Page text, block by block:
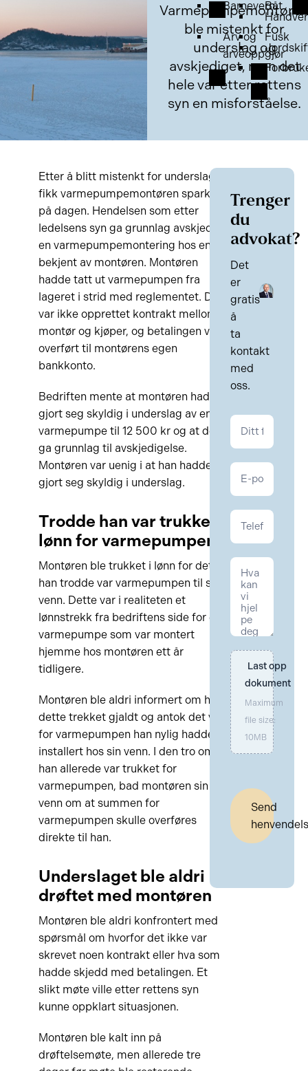
Barnevern
Arv og
arveoppgjør
Båt
Fusk
ble mistenkt for
underslag og
avskjediget, men det
hele var etter rettens
syn en misforståelse.
Etter å blitt mistenkt for underslag
fikk varmepumpemontøren sparken
på dagen. Hendelsen som etter
ledelsens syn ga grunnlag avskjed var
en varmepumpemontering hos en
bekjent av montøren. Montøren
hadde tatt ut varmepumpen fra
lageret i strid med reglementet. Det
var ikke opprettet kontrakt mellom
montør og kjøper, og betalingen var
overført til montørens egen
bankkonto.
Bedriften mente at montøren hadde
gjort seg skyldig i underslag av en
varmepumpe til 12 500 kr og at dette
ga grunnlag til avskjedigelse.
Montøren var uenig i at han hadde
gjort seg skyldig i underslag.
Trodde han var trukket i
lønn for varmepumpen
Montøren ble trukket i lønn for det
han trodde var varmepumpen til sin
venn. Dette var i realiteten et
lønnstrekk fra bedriftens side for en
varmepumpe som var montert
hjemme hos montøren ett år
tidligere.
Montøren ble aldri informert om hva
dette trekket gjaldt og antok det var
for varmepumpen han nylig hadde
installert hos sin venn. I den tro om at
han allerede var trukket for
varmepumpen, bad montøren sin
venn om at summen for
varmepumpen skulle overføres
direkte til han.
Underslaget ble aldri
drøftet med montøren
Montøren ble aldri konfrontert med
spørsmål om hvorfor det ikke var
skrevet noen kontrakt eller hva som
hadde skjedd med betalingen. Et
slikt møte ville etter rettens syn
kunne oppklart situasjonen.
Montøren ble kalt inn på
drøftelsemøte, men allerede tre
Trenger
du
advokat?
Det
er
gratis
å
ta
kontakt
med
oss.
Kontakt
Last opp
dokument
Maximum
file size:
10MB
Send